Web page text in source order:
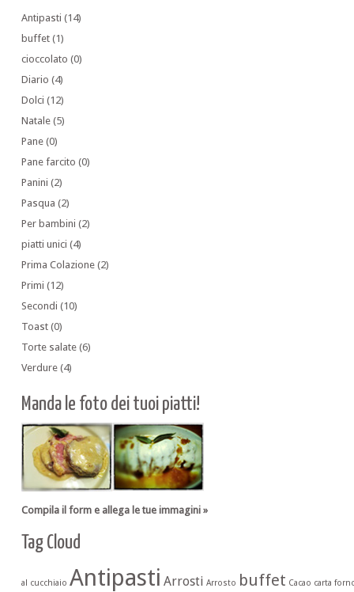
Antipasti (14)
buffet(1)
cioccolato (0)
Diario (4)
Dolci (12)
Natale(5)
Pane(0)
Pane farcito (0)
Panini (2)
Pasqua (2)
Per bambini (2)
piatti unici (4)
Prima Colazione(2)
Primi (12)
Secondi (10)
Toast(0)
Torte salate(6)
Verdure(4)
Manda le foto dei tuoi piatti!
Compila il form e allega le tue immagini »
Tag Cloud
al cucchiaio Antipasti Arrosti Arrosto buffet Cacao carta